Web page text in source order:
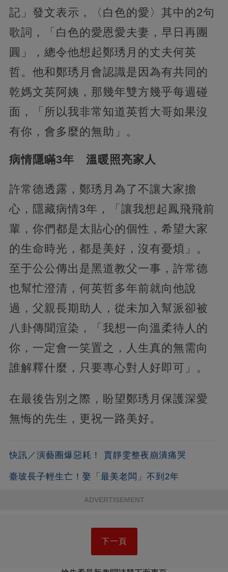
記」發文表示，〈白色的愛〉其中的2句
歌詞，「白色的愛恩愛夫妻，早日再團
圓」，總令他想起鄭琇月的丈夫何英
哲。他和鄭琇月會認識是因為有共同的
乾媽文英阿姨，那幾年雙方幾乎每週碰
面，「所以我非常知道英哲大哥如果沒
有你，會多麼的無助」。
病情隱瞞3年 溫暖照亮家人
許常德透露，鄭琇月為了不讓大家擔
心，隱藏病情3年，「讓我想起鳳飛飛前
輩，你們都是太貼心的個性，希望大家
的生命時光，都是美好，沒有憂煩」。
至于公公傳出是黑道教父一事，許常德
也幫忙澄清，何英哲多年前就向他說
過，父親長期助人，從未加入幫派卻被
八卦傳聞渲染，「我想一向溫柔待人的
你，一定會一笑置之，人生真的無需向
誰解釋什麼，只要專心對人好即可」。
在最後告別之際，盼望鄭琇月保護深愛
無悔的先生，更祝一路美好。
快訊／演藝圈爆惡耗！ 賈靜雯整夜崩潰痛哭
臺玻長子輕生亡！娶「最美老闆」不到2年
ADVERTISEMENT
下一頁